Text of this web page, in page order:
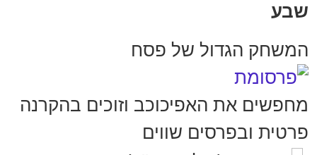
שבע
המשחק הגדול של פסח
מחפשים את האפיכוכב וזוכים בהקרנה
פרטית ובפרסים שווים